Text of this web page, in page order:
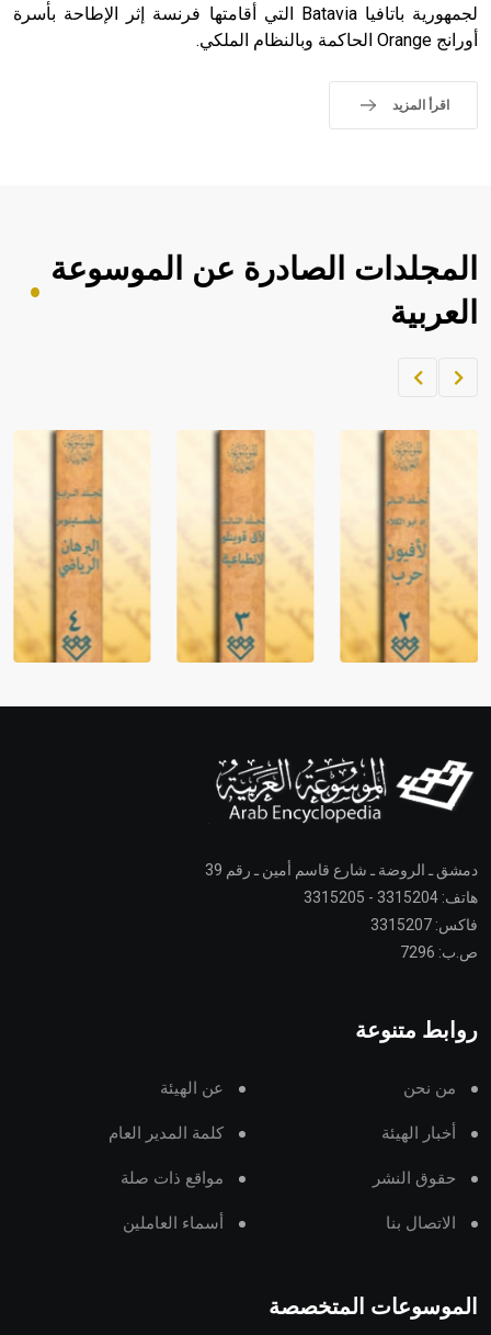
لجمهورية باتافيا Batavia التي أقامتها فرنسة إثر الإطاحة بأسرة
أورانج Orange الحاكمة وبالنظام الملكي.
اقرأ المزيد
المجلدات الصادرة عن الموسوعة
العربية
دمشق ـ الروضة ـ شارع قاسم أمين ـ رقم 39
هاتف: 3315204 - 3315205
فاكس: 3315207
ص.ب: 7296
روابط متنوعة
من نحن عن الهيئة
أخبار الهيئة كلمة المدير العام
حقوق النشر مواقع ذات صلة
الاتصال بنا أسماء العاملين
الموسوعات المتخصصة